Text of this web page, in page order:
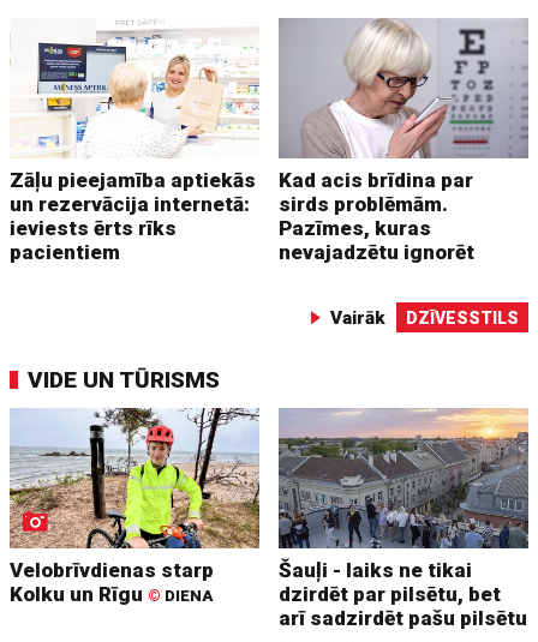
Zāļu pieejamība aptiekās
un rezervācija internetā:
ieviests ērts rīks
pacientiem
Kad acis brīdina par
sirds problēmām.
Pazīmes, kuras
nevajadzētu ignorēt
Vairāk DZĪVESSTILS
VIDE UN TŪRISMS
Velobrīvdienas starp
Kolku un Rīgu © DIENA
Šauļi - laiks ne tikai
dzirdēt par pilsētu, bet
arī sadzirdēt pašu pilsētu